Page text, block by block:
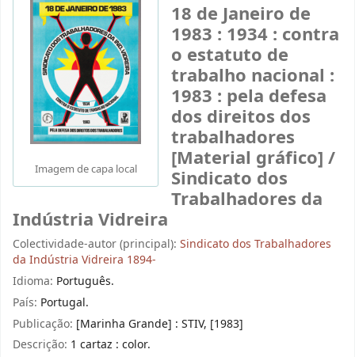
Imagem de capa local
18 de Janeiro de
1983 : 1934 : contra
o estatuto de
trabalho nacional :
1983 : pela defesa
dos direitos dos
trabalhadores
[Material gráfico] /
Sindicato dos
Trabalhadores da
Indústria Vidreira
Colectividade-autor (principal): Sindicato dos Trabalhadores
da Indústria Vidreira 1894-
Idioma: Português.
País: Portugal.
Publicação: [Marinha Grande] : STIV, [1983]
Descrição: 1 cartaz : color.